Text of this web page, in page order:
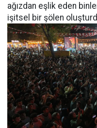
ağızdan eşlik eden
işitsel bir şölen